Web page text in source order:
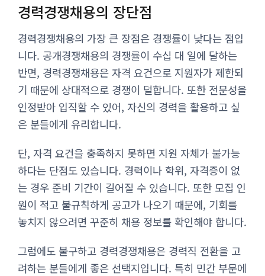
경력경쟁채용의 장단점
경력경쟁채용의 가장 큰 장점은 경쟁률이 낮다는 점입
니다. 공개경쟁채용의 경쟁률이 수십 대 일에 달하는
반면, 경력경쟁채용은 자격 요건으로 지원자가 제한되
기 때문에 상대적으로 경쟁이 덜합니다. 또한 전문성을
인정받아 입직할 수 있어, 자신의 경력을 활용하고 싶
은 분들에게 유리합니다.
단, 자격 요건을 충족하지 못하면 지원 자체가 불가능
하다는 단점도 있습니다. 경력이나 학위, 자격증이 없
는 경우 준비 기간이 길어질 수 있습니다. 또한 모집 인
원이 적고 불규칙하게 공고가 나오기 때문에, 기회를
놓치지 않으려면 꾸준히 채용 정보를 확인해야 합니다.
그럼에도 불구하고 경력경쟁채용은 경력직 전환을 고
려하는 분들에게 좋은 선택지입니다. 특히 민간 부문에